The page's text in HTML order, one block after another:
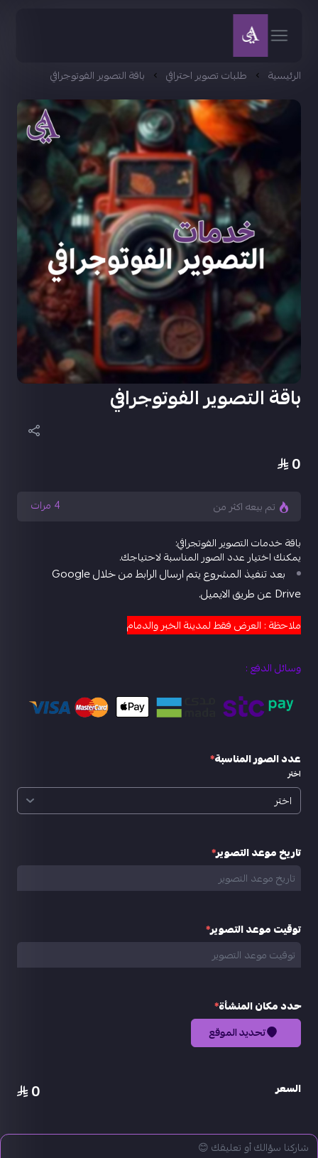
الرئيسية طلبات تصوير احترافي باقة التصوير الفوتوجرافي
باقة التصوير الفوتوجرافي
0
تم بيعه اكثر من 4 مرات
باقة خدمات التصوير الفوتجرافي:
يمكنك اختيار عدد الصور المناسبة لاحتياجك.
بعد تنفيذ المشروع يتم ارسال الرابط من خلال Google
Drive عن طريق الايميل.
ملاحظة : العرض فقط لمدينة الخبر والدمام
وسائل الدفع :
عدد الصور المناسبة*
اختر
تاريخ موعد التصوير*
توقيت موعد التصوير*
حدد مكان المنشأة*
تحديد الموقع
السعر 0